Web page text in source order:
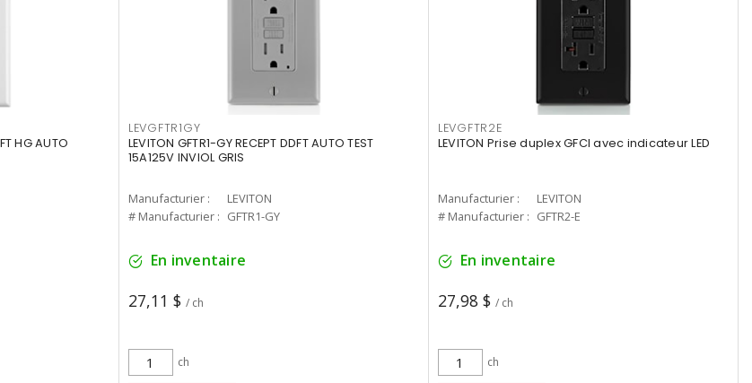
HG AUTO
LEVGFTR1GY
LEVITON GFTR1-GY RECEPT DDFT AUTO TEST
15A125V INVIOL GRIS
Manufacturier :
LEVITON
# Manufacturier : GFTR1-GY
En inventaire
27,11 $ / ch
ch
LEVGFTR2E
LEVITON Prise duplex GFCI avec indicateur LED
Manufacturier :
LEVITON
# Manufacturier : GFTR2-E
En inventaire
27,98 $ / ch
ch